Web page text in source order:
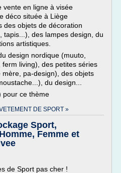
vente en ligne à visée
déco située à Liège
des objets de décoration
tapis...), des lampes design, du
artistiques.
design nordique (muuto,
living), des petites séries
pa-design), des objets
du design...
pour ce thème
DE SPORT »
Sport,
Femme et
de Sport pas cher !